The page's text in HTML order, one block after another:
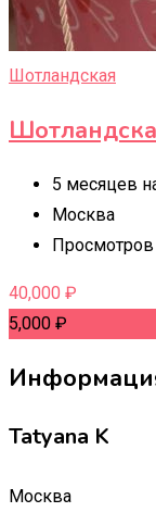
Шотландская
5 месяцев
Москва
Просмотров
40,000 ₽
5,000 ₽
Tatyana K
Москва